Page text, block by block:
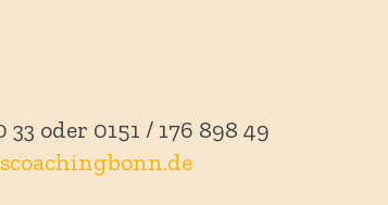
oder 0151 / 176 898 49